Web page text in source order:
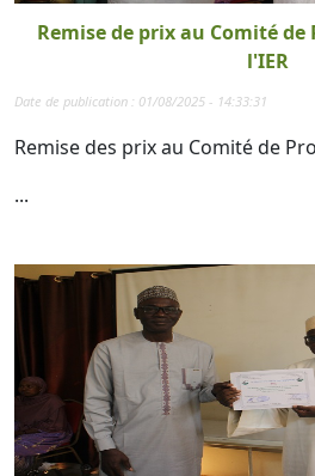
Remise de prix au Comité de
l'IER
Date de publication : 01/08/2025 - 14:33:31
Remise des prix au Comité de
...